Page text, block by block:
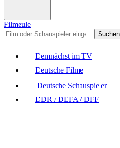
Filmeule
Suchen
Demnächst im TV
Deutsche Filme
Deutsche Schauspieler
DDR / DEFA / DFF